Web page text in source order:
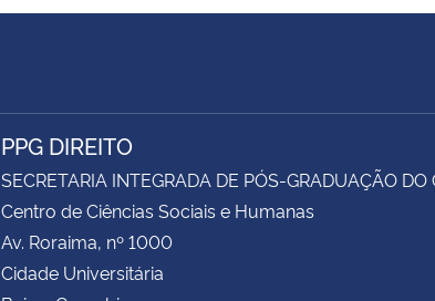
PPG DIREITO
SECRETARIA INTEGRADA DE PÓS-GRADUAÇÃO DO
Centro de Ciências Sociais e Humanas
Av. Roraima, nº 1000
Cidade Universitária